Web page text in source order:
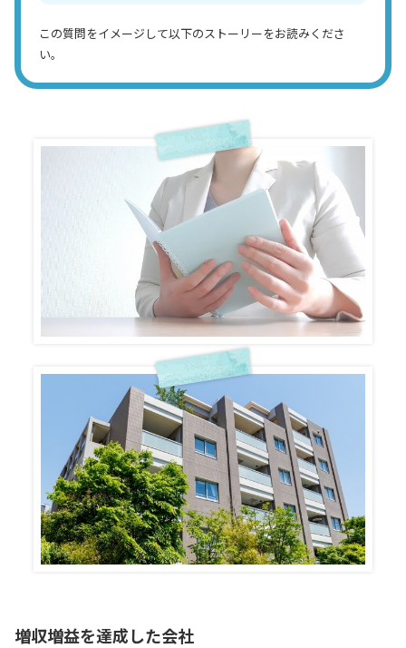
この質問をイメージして以下のストーリーをお読みくださ
い。
増収増益を達成した会社